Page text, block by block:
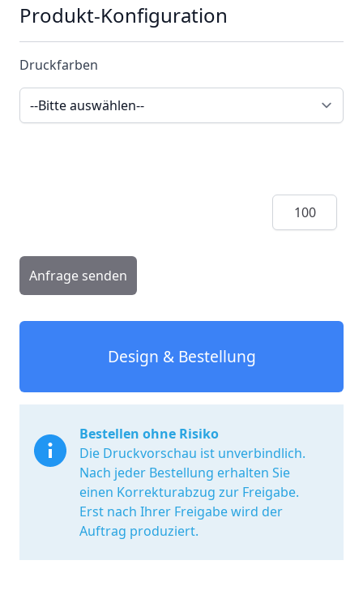
Produkt-Konfiguration
Druckfarben
Menge
Anfrage senden
Design & Bestellung
Bestellen ohne Risiko
Die Druckvorschau ist unverbindlich.
Nach jeder Bestellung erhalten Sie
einen Korrekturabzug zur Freigabe.
Erst nach Ihrer Freigabe wird der
Auftrag produziert.